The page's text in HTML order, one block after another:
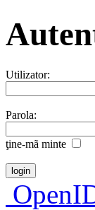
Utilizator:
Parola:
ţine-mã minte